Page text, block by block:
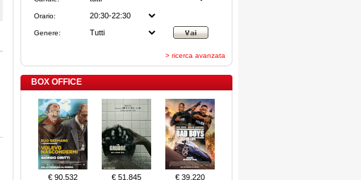
Orario:
Genere:
> ricerca avanzata
BOX OFFICE
€ 90.532
€ 51.845
€ 39.220